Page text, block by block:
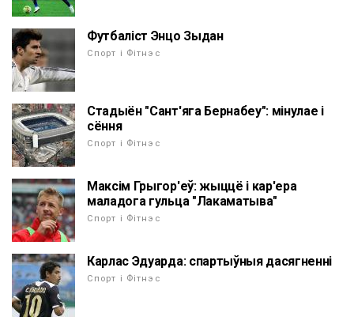
Футбаліст Энцо Зыдан
Спорт і Фітнэс
Стадыён "Сант'яга Бернабеу": мінулае і
сёння
Спорт і Фітнэс
Максім Грыгор'еў: жыццё і кар'ера
маладога гульца "Лакаматыва"
Спорт і Фітнэс
Карлас Эдуарда: спартыўныя дасягненні
Спорт і Фітнэс